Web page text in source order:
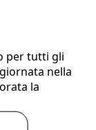
per tutti gli
nella
la